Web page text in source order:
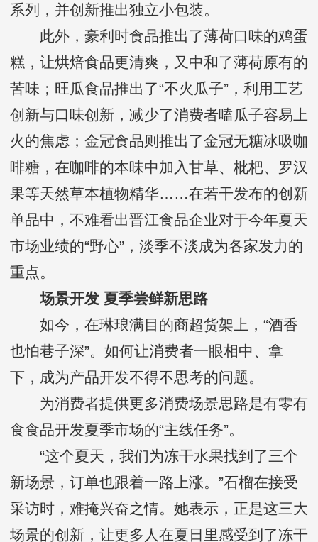
系列，并创新推出独立小包装。
此外，豪利时食品推出了薄荷口味的鸡蛋
糕，让烘焙食品更清爽，又中和了薄荷原有的
苦味；旺瓜食品推出了“不火瓜子”，利用工艺
创新与口味创新，减少了消费者嗑瓜子容易上
火的焦虑；金冠食品则推出了金冠无糖冰吸咖
啡糖，在咖啡的本味中加入甘草、枇杷、罗汉
果等天然草本植物精华……在若干发布的创新
单品中，不难看出晋江食品企业对于今年夏天
市场业绩的“野心”，淡季不淡成为各家发力的
重点。
场景开发 夏季尝鲜新思路
如今，在琳琅满目的商超货架上，“酒香
也怕巷子深”。如何让消费者一眼相中、拿
下，成为产品开发不得不思考的问题。
为消费者提供更多消费场景思路是有零有
食食品开发夏季市场的“主线任务”。
“这个夏天，我们为冻干水果找到了三个
新场景，订单也跟着一路上涨。”石榴在接受
采访时，难掩兴奋之情。她表示，正是这三大
场景的创新，让更多人在夏日里感受到了冻干